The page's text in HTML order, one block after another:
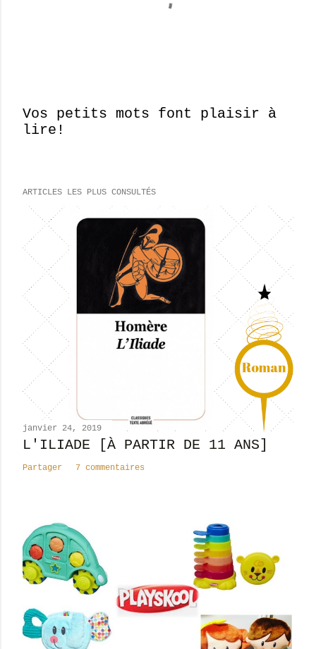
E
g
t
r
c
m
n
t
i
Vos petits mots font plaisir à
lire!
ARTICLES LES PLUS CONSULTÉS
janvier 24, 2019
L'ILIADE [À PARTIR DE 11 ANS]
Partager 7 commentaires